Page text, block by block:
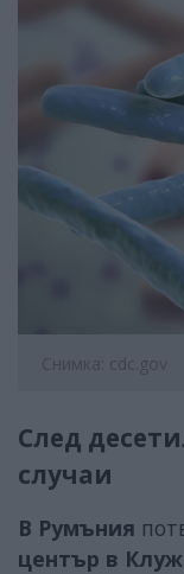
Снимка: cdc.gov
След
случаи
В Румъния
център в Клуж